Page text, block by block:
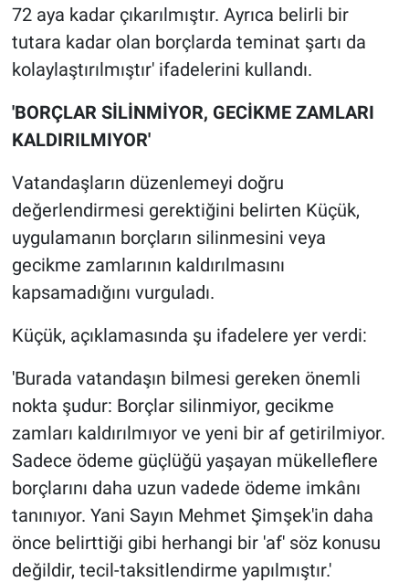
72 aya kadar çıkarılmıştır. Ayrıca belirli bir
tutara kadar olan borçlarda teminat şartı da
kolaylaştırılmıştır' ifadelerini kullandı.
'BORÇLAR SİLİNMİYOR, GECİKME ZAMLARI
KALDIRILMIYOR'
Vatandaşların düzenlemeyi doğru
değerlendirmesi gerektiğini belirten Küçük,
uygulamanın borçların silinmesini veya
gecikme zamlarının kaldırılmasını
kapsamadığını vurguladı.
Küçük, açıklamasında şu ifadelere yer verdi:
'Burada vatandaşın bilmesi gereken önemli
nokta şudur: Borçlar silinmiyor, gecikme
zamları kaldırılmıyor ve yeni bir af getirilmiyor.
Sadece ödeme güçlüğü yaşayan mükelleflere
borçlarını daha uzun vadede ödeme imkânı
tanınıyor. Yani Sayın Mehmet Şimşek'in daha
önce belirttiği gibi herhangi bir 'af' söz konusu
değildir, tecil-taksitlendirme yapılmıştır.'